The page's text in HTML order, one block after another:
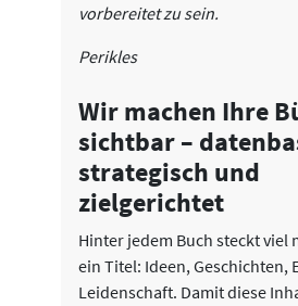
vorbereitet zu sein.
Perikles
Wir machen Ihre
sichtbar –
strategisch und
zielgerichtet
Hinter jedem Buch steckt viel
ein Titel: Ideen, Geschichten,
Leidenschaft. Damit diese